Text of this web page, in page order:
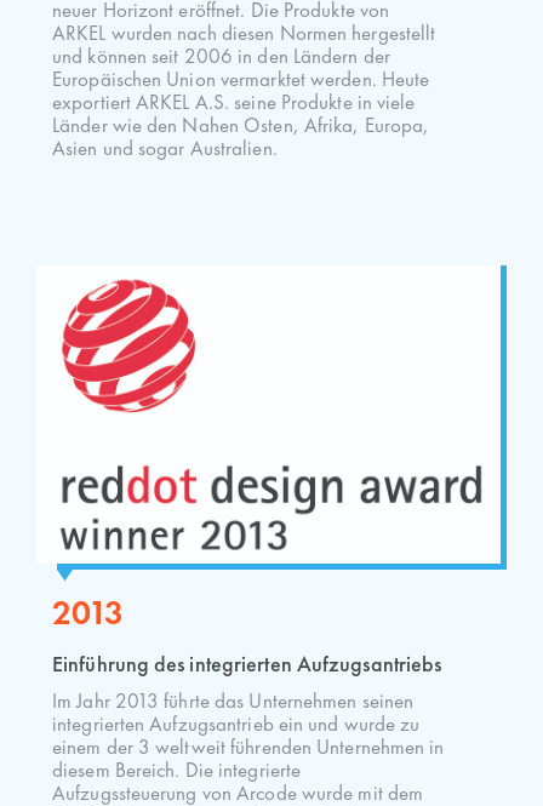
neuer Horizont eröffnet. Die Produkte von
ARKEL wurden nach diesen Normen hergestellt
und können seit 2006 in den Ländern der
Europäischen Union vermarktet werden. Heute
exportiert ARKEL A.S. seine Produkte in viele
Länder wie den Nahen Osten, Afrika, Europa,
Asien und sogar Australien.
2013
Einführung des integrierten Aufzugsantriebs
Im Jahr 2013 führte das Unternehmen seinen
integrierten Aufzugsantrieb ein und wurde zu
einem der 3 weltweit führenden Unternehmen in
diesem Bereich. Die integrierte
Aufzugssteuerung von Arcode wurde mit dem